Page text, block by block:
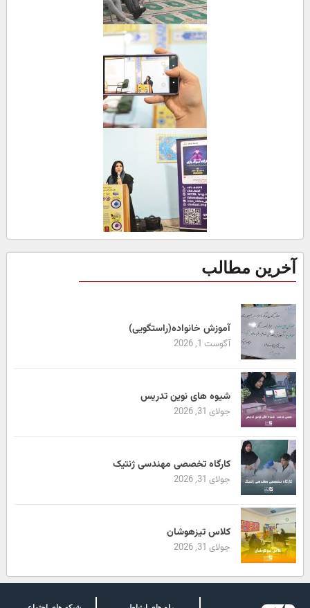
آخرین مطالب
آموزش خانواده(راستگویی)
آگوست 1, 2026
شیوه های نوین تدریس
جولای 31, 2026
کارگاه تخصصی مهندسی ژنتیک
جولای 31, 2026
کلاس تیزهوشان
جولای 31, 2026